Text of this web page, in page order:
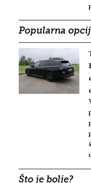
Popularna
Što je bolje?